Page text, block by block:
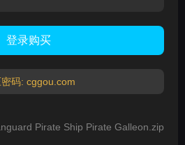
登录购买
码: cggou.com
Pirate Ship Pirate Galleon.zip